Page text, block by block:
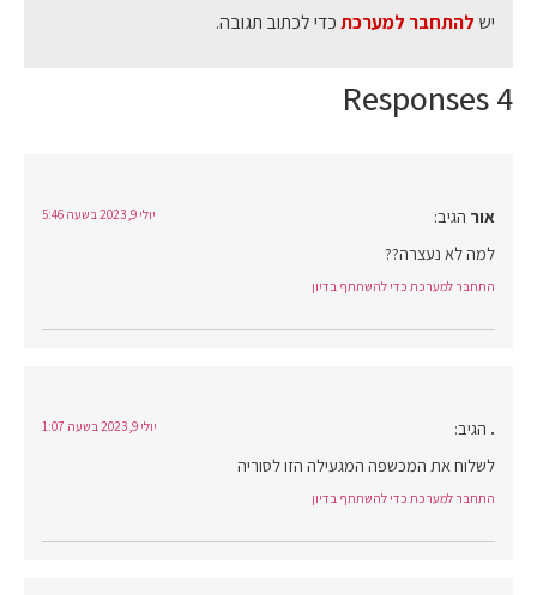
4 Responses
אור הגיב: יולי 9, 2023 בשעה 5:46
למה לא נעצרה??
התחבר למערכת כדי להשתתף בדיון
. הגיב: יולי 9, 2023 בשעה 1:07
לשלוח את המכשפה המגעילה הזו לסוריה
התחבר למערכת כדי להשתתף בדיון
יש להתחבר למערכתכדי לכתוב תגובה.